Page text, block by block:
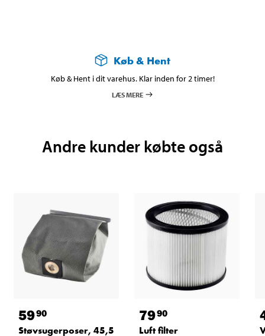
Køb & Hent
Køb & Hent i dit varehus. Klar inden for 2 timer!
LÆS MERE
Andre kunder købte også
5990
Støvsugerposer, 45,5
7990
Luft filter